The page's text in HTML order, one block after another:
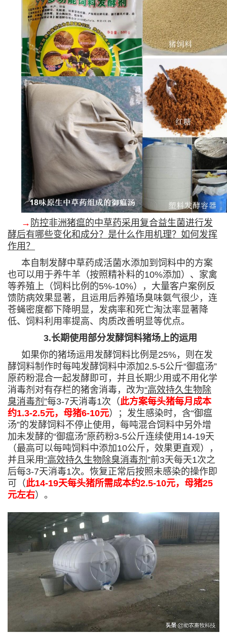
→ 防控非洲猪瘟的中草药采用复合益生菌进行发
酵后有哪些变化和成分？是什么作用机理？如何发挥
作用？
本自制发酵中草药成活菌水添加到饲料中的方案
也可以用于养牛羊（按照精补料的10%添加）、家禽
等养殖上（饲料比例的5%-10%），大量客户案例反
馈防病效果显著，且运用后养殖场臭味氨气很少，连
苍蝇密度都下降明显，发病率和死亡淘汰率显著降
低、饲料利用率提高、肉质改善明显等优点。
3.长期使用部分发酵饲料猪场上的运用
如果你的猪场运用发酵饲料比例是25%，则在发
酵饲料制作时每吨发酵饲料中添加2.5-5公斤“御瘟汤”
原药粉混合一起发酵即可，并且长期少用或不用化学
消毒剂对有存栏的猪舍消毒，改为“高效持久生物除
臭消毒剂”每3-7天消毒1次（此方案每头猪每月成本
约1.3-2.5元，母猪6-10元）；发生感染时，含“御瘟
汤”的发酵饲料不停止使用，每吨混合饲料中另外增
加未发酵的“御瘟汤”原药粉3-5公斤连续使用14-19天
（最高可以每吨饲料中添加10公斤，效果更直观），
并且采用“高效持久生物除臭消毒剂”前3天每天1次之
后每3-7天消毒1次。恢复正常后按照未感染的操作即
可（此14-19天每头猪所需成本约2.5-10元，母猪25
元左右）。